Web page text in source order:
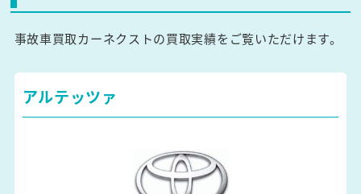
事故車買取カーネクストの買取実績をご覧いただけます。
アルテッツァ